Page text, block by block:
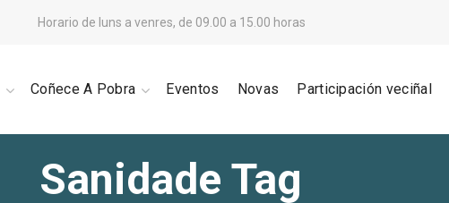
Horario de luns a venres, de 09.00 a 15.00 horas
Coñece A Pobra Eventos Novas Participación veciñal
Sanidade Tag